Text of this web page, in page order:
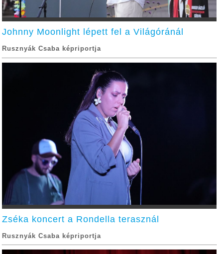
Johnny Moonlight lépett fel a Világóránál
Rusznyák Csaba képriportja
Zséka koncert a Rondella terasznál
Rusznyák Csaba képriportja